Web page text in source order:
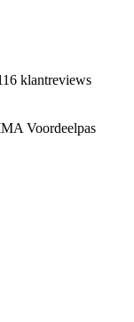
klantreviews
Voordeelpas